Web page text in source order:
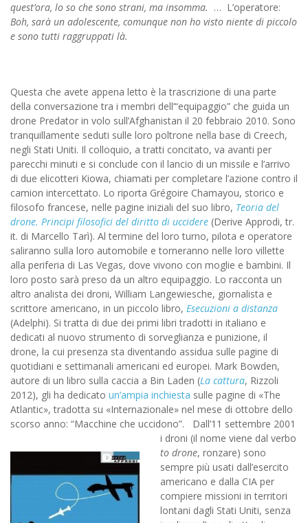
quest’ora, lo so che sono strani, ma insomma. … L’operatore:
Boh, sarà un adolescente, comunque non ho visto niente di piccolo
e sono tutti raggruppati là.
Questa che avete appena letto è la trascrizione di una parte
della conversazione tra i membri dell’“equipaggio” che guida un
drone Predator in volo sull’Afghanistan il 20 febbraio 2010. Sono
tranquillamente seduti sulle loro poltrone nella base di Creech,
negli Stati Uniti. Il colloquio, a tratti concitato, va avanti per
parecchi minuti e si conclude con il lancio di un missile e l’arrivo
di due elicotteri Kiowa, chiamati per completare l’azione contro il
camion intercettato. Lo riporta Grégoire Chamayou, storico e
filosofo francese, nelle pagine iniziali del suo libro, Teoria del
drone. Principi filosofici del diritto di uccidere (Derive Approdi, tr.
it. di Marcello Tarì). Al termine del loro turno, pilota e operatore
saliranno sulla loro automobile e torneranno nelle loro villette
alla periferia di Las Vegas, dove vivono con moglie e bambini. Il
loro posto sarà preso da un altro equipaggio. Lo racconta un
altro analista dei droni, William Langewiesche, giornalista e
scrittore americano, in un piccolo libro, Esecuzioni a distanza
(Adelphi). Si tratta di due dei primi libri tradotti in italiano e
dedicati al nuovo strumento di sorveglianza e punizione, il
drone, la cui presenza sta diventando assidua sulle pagine di
quotidiani e settimanali americani ed europei. Mark Bowden,
autore di un libro sulla caccia a Bin Laden (La cattura, Rizzoli
2012), gli ha dedicato un’ampia inchiesta sulle pagine di «The
Atlantic», tradotta su «Internazionale» nel mese di ottobre dello
scorso anno: “Macchine che uccidono”. Dall’11 settembre 2001
i droni (il nome viene dal verbo
to drone, ronzare) sono
sempre più usati dall’esercito
americano e dalla CIA per
compiere missioni in territori
lontani dagli Stati Uniti, senza